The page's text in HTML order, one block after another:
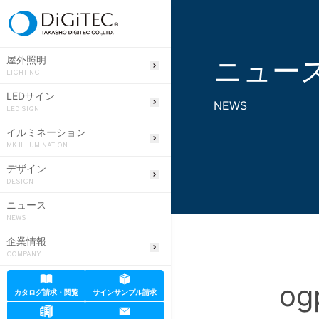
屋外照明
LIGHTING
LEDサイン
LED SIGN
イルミネーション
MK ILLUMINATION
デザイン
DESIGN
ニュース
NEWS
企業情報
COMPANY
カタログ請求・閲覧 サインサンプル請求
ニュー
NEWS